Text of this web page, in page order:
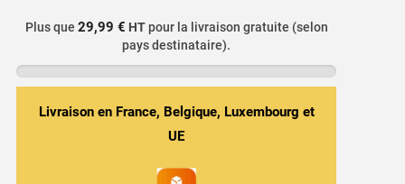
Concentré
Tabac
Américain,
Vanille
Plus que 29,99 € HTpour la livraison gratuite (selon
pays destinataire).
Livraison en France, Belgique, Luxembourg et
UE